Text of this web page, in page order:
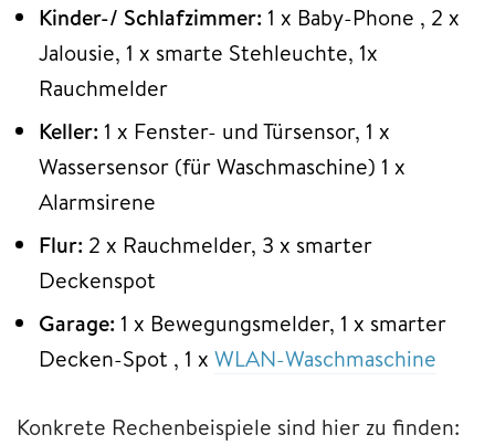
Kinder-/ Schlafzimmer: 1 x Baby-Phone , 2 x
Jalousie, 1 x smarte Stehleuchte, 1x
Rauchmelder
Keller: 1 x Fenster- und Türsensor, 1 x
Wassersensor (für Waschmaschine) 1 x
Alarmsirene
Flur: 2 x Rauchmelder, 3 x smarter
Deckenspot
Garage: 1 x Bewegungsmelder, 1 x smarter
Decken-Spot , 1 x WLAN-Waschmaschine
Konkrete Rechenbeispiele sind hier zu finden: